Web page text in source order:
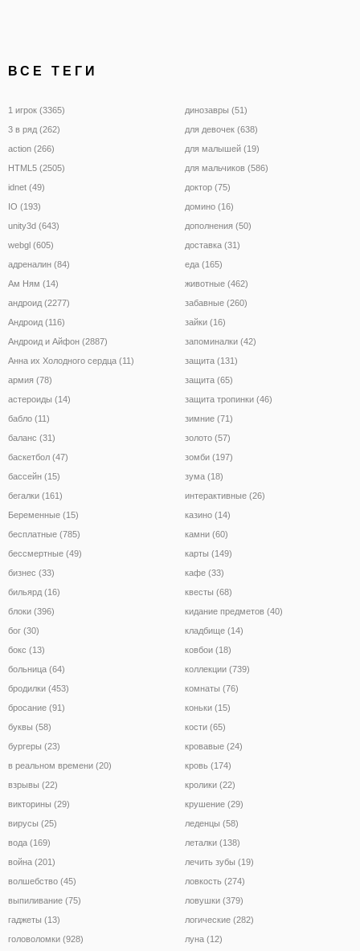
ВСЕ ТЕГИ
1 игрок (3365)
3 в ряд (262)
action (266)
HTML5 (2505)
idnet (49)
IO (193)
unity3d (643)
webgl (605)
адреналин (84)
Ам Ням (14)
андроид (2277)
Андроид (116)
Андроид и Айфон (2887)
Анна их Холодного сердца (11)
армия (78)
астероиды (14)
бабло (11)
баланс (31)
баскетбол (47)
бассейн (15)
бегалки (161)
Беременные (15)
бесплатные (785)
бессмертные (49)
бизнес (33)
бильярд (16)
блоки (396)
бог (30)
бокс (13)
больница (64)
бродилки (453)
бросание (91)
буквы (58)
бургеры (23)
в реальном времени (20)
взрывы (22)
викторины (29)
вирусы (25)
вода (169)
война (201)
волшебство (45)
выпиливание (75)
гаджеты (13)
головоломки (928)
динозавры (51)
для девочек (638)
для малышей (19)
для мальчиков (586)
доктор (75)
домино (16)
дополнения (50)
доставка (31)
еда (165)
животные (462)
забавные (260)
зайки (16)
запоминалки (42)
защита (131)
защита (65)
защита тропинки (46)
зимние (71)
золото (57)
зомби (197)
зума (18)
интерактивные (26)
казино (14)
камни (60)
карты (149)
кафе (33)
квесты (68)
кидание предметов (40)
кладбище (14)
ковбои (18)
коллекции (739)
комнаты (76)
коньки (15)
кости (65)
кровавые (24)
кровь (174)
кролики (22)
крушение (29)
леденцы (58)
леталки (138)
лечить зубы (19)
ловкость (274)
ловушки (379)
логические (282)
луна (12)